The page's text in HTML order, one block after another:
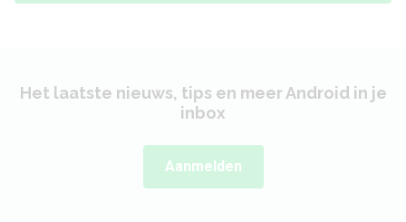
Het laatste nieuws, tips en meer Android in je
inbox
Aanmelden